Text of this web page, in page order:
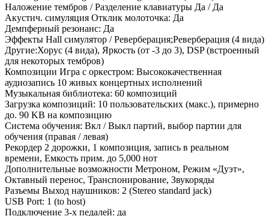
Наложение тембров / Разделение клавиатуры Да / Да
Акустич. симуляция Отклик молоточка: Да
Демпферный резонанс: Да
Эффекты Hall симулятор / Реверберация;Реверберация (4 вида)
Другие:Хорус (4 вида), Яркость (от -3 до 3), DSP (встроенный
для некоторых тембров)
Композиции Игра с оркестром: Высококачественная
аудиозапись 10 живых концертных исполнений
Музыкальная библиотека: 60 композиций
Загрузка композиций: 10 пользовательских (макс.), примерно
до. 90 KB на композицию
Система обучения: Вкл / Выкл партий, выбор партии для
обучения (правая / левая)
Рекордер 2 дорожки, 1 композиция, запись в реальном
времени, Емкость прим. до 5,000 нот
Дополнительные возможности Метроном, Режим «Дуэт»,
Октавный перенос, Транспонирование, Звукоряды
Разъемы Выход наушников: 2 (Stereo standard jack)
USB Port: 1 (to host)
Подключение 3-х педалей: да